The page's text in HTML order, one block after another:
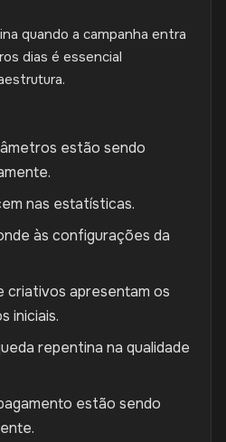
quando a campanha entra
dias é essencial
estão sendo
nas estatísticas.
às configurações da
criativos apresentam os
iniciais.
repentina na qualidade
estão sendo